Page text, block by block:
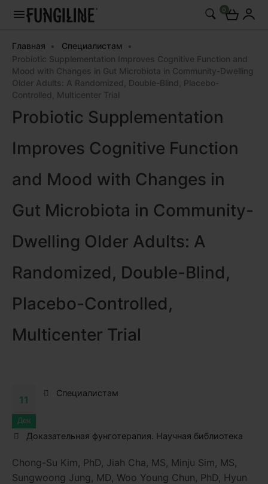
0
Главная
Специалистам
Probiotic Supplementation Improves Cognitive Function and
Mood with Changes in Gut Microbiota in Community-Dwelling
Older Adults: A Randomized, Double-Blind, Placebo-
Controlled, Multicenter Trial
Probiotic Supplementation
Improves Cognitive Function
and Mood with Changes in
Gut Microbiota in Community-
Dwelling Older Adults: A
Randomized, Double-Blind,
Placebo-Controlled,
Multicenter Trial
11
Дек
Специалистам
Доказательная фунготерапия. Научная библиотека
Chong-Su Kim, PhD, Jiah Cha, MS, Minju Sim, MS,
Sungwoong Jung, MD, Woo Young Chun, PhD, Hyun